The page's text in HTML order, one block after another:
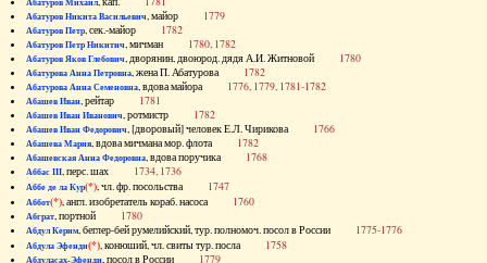
Абатуров Никита Васильевич, майор 1779
Абатуров Петр, сек.-майор 1782
Абатуров Петр Никитич, мичман 1780, 1782
Абатуров Яков Глебович, дворянин, двоюрод. дядя А.И. Житновой 1780
Абатурова Анна Петровна, жена П. Абатурова 1782
Абатурова Анна Семеновна, вдова майора 1776, 1779, 1781-1782
Абашев Иван, рейтар 1781
Абашев Иван Иванович, ротмистр 1782
Абашев Иван Федорович, [дворовый] человек Е.Л. Чирикова 1766
Абашева Мария, вдова мичмана мор. флота 1782
Абашевская Анна Федоровна, вдова поручика 1768
Аббас III, перс. шах 1734, 1736
Аббе де ла Кур(*), чл. фр. посольства 1747
Аббот(*), англ. изобретатель кораб. насоса 1760
Абграт, портной 1780
Абдул Керим, беглер-бей румелийский, тур. полномоч. посол в России 1775-1776
Абдула Эфенди(*), конюший, чл. свиты тур. посла 1758
Абдуласах-Эфенди, посол в России 1779